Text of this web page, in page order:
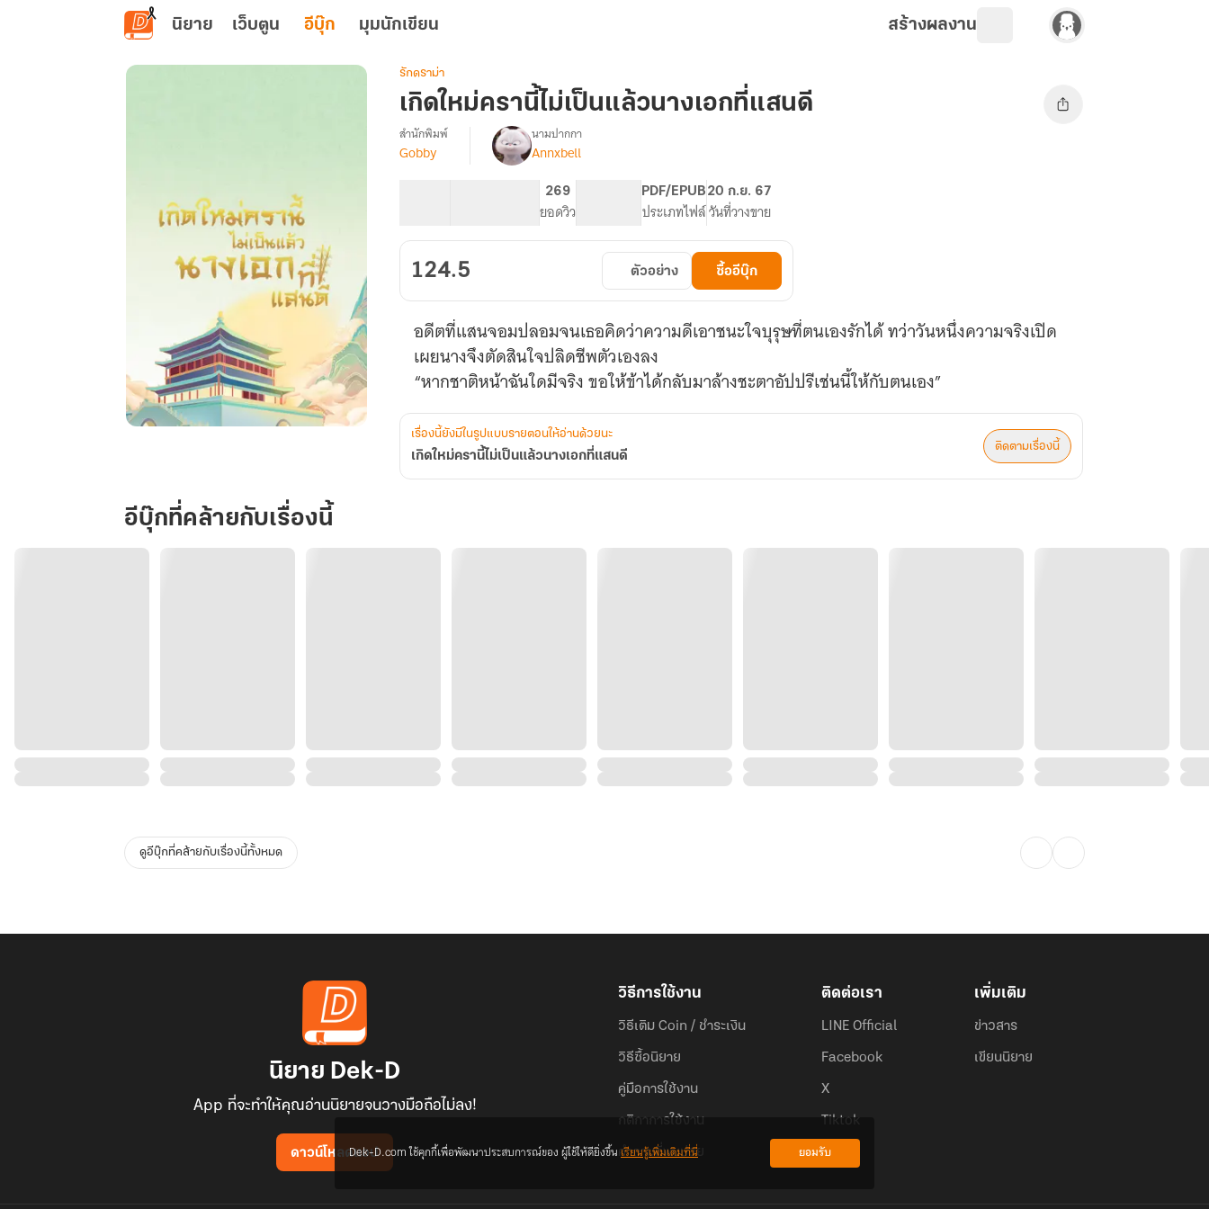
ข้ามไปยังเนื้อหาหลัก
นิยาย เว็บตูน อีบุ๊ก มุมนักเขียน สร้างผลงาน
นี้
ไม่
เป็น
รักดราม่า
เกิดใหม่ครานี้ไม่เป็นแล้วนางเอกที่แสนดี
เรื่อง
ไม่
เป็น
แล้ว
นางเอก
แสน
สำนักพิมพ์
Gobby
นามปากกา
Annxbell
269
ยอดวิว
PDF/EPUB
ประเภทไฟล์
20 ก.ย. 67
วันที่วางขาย
124.5 ตัวอย่าง ซื้ออีบุ๊ก
อดีตที่แสนจอมปลอมจนเธอคิดว่าความดีเอาชนะใจบุรุษที่ตนเองรักได้ ทว่าวันหนึ่งความจริงเปิด
เผยนางจึงตัดสินใจปลิดชีพตัวเองลง
เรื่องนี้ยังมีในรูปแบบรายตอนให้อ่านด้วยนะ
เกิดใหม่ครานี้ไม่เป็นแล้วนางเอกที่แสนดี
ติดตามเรื่องนี้
อีบุ๊กที่คล้ายกับเรื่องนี้
ดูอีบุ๊กที่คล้ายกับเรื่องนี้ทั้งหมด
นิยาย Dek-D
App ที่จะทำให้คุณอ่านนิยายจนวางมือถือไม่ลง!
ดาวน์โหลดแอป
วิธีการใช้งาน
วิธีเติม Coin / ชำระเงิน
วิธีซื้อนิยาย
คู่มือการใช้งาน
กติกาการใช้งาน
คำถามที่พบบ่อย
ติดต่อเรา
LINE Official
Facebook
X
Tiktok
เพิ่มเติม
ข่าวสาร
เขียนนิยาย
Dek-D.com ใช้คุกกี้เพื่อพัฒนาประสบการณ์ของ ผู้ใช้ให้ดียิ่งขึ้นเรียนรู้เพิ่มเติมที่นี่ ยอมรับ